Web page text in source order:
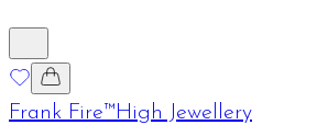
Frank Fire™High Jewellery